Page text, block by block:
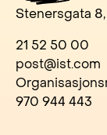
Stenersgata
21 52 50 00
post@ist.com
970 944 443